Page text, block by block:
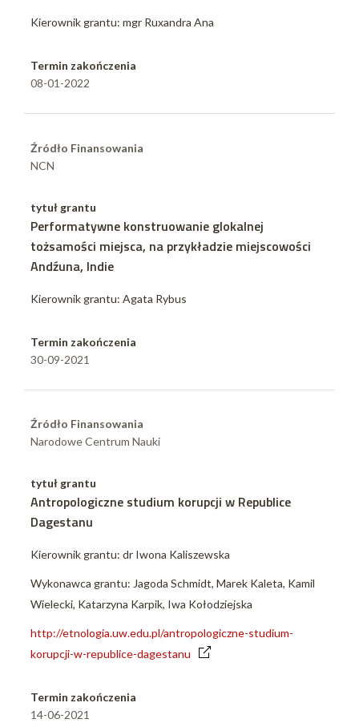
Kierownik grantu: mgr Ruxandra Ana
Termin zakończenia
08-01-2022
Źródło Finansowania
NCN
tytuł grantu
Performatywne konstruowanie glokalnej
tożsamości miejsca, na przykładzie miejscowości
Andźuna, Indie
Kierownik grantu: Agata Rybus
Termin zakończenia
30-09-2021
Źródło Finansowania
Narodowe Centrum Nauki
tytuł grantu
Antropologiczne studium korupcji w Republice
Dagestanu
Kierownik grantu: dr Iwona Kaliszewska
Wykonawca grantu: Jagoda Schmidt, Marek Kaleta, Kamil
Wielecki, Katarzyna Karpik, Iwa Kołodziejska
http://etnologia.uw.edu.pl/antropologiczne-studium-
korupcji-w-republice-dagestanu
Termin zakończenia
14-06-2021